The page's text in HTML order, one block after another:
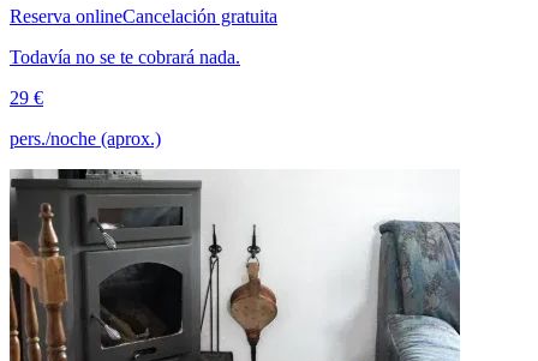
Reserva onlineCancelación gratuita
Todavía no se te cobrará nada.
29 €
pers./noche (aprox.)